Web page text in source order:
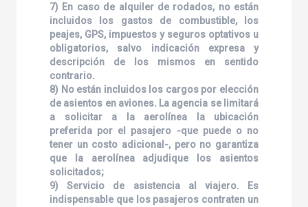
7) En caso de alquiler de rodados, no están
incluidos los gastos de combustible, los
peajes, GPS, impuestos y seguros optativos u
obligatorios, salvo indicación expresa y
descripción de los mismos en sentido
contrario.
8) No están incluidos los cargos por elección
de asientos en aviones. La agencia se limitará
a solicitar a la aerolínea la ubicación
preferida por el pasajero -que puede o no
tener un costo adicional-, pero no garantiza
que la aerolínea adjudique los asientos
solicitados;
9) Servicio de asistencia al viajero. Es
indispensable que los pasajeros contraten un